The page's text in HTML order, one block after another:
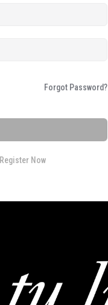
Forgot Password?
Register Now